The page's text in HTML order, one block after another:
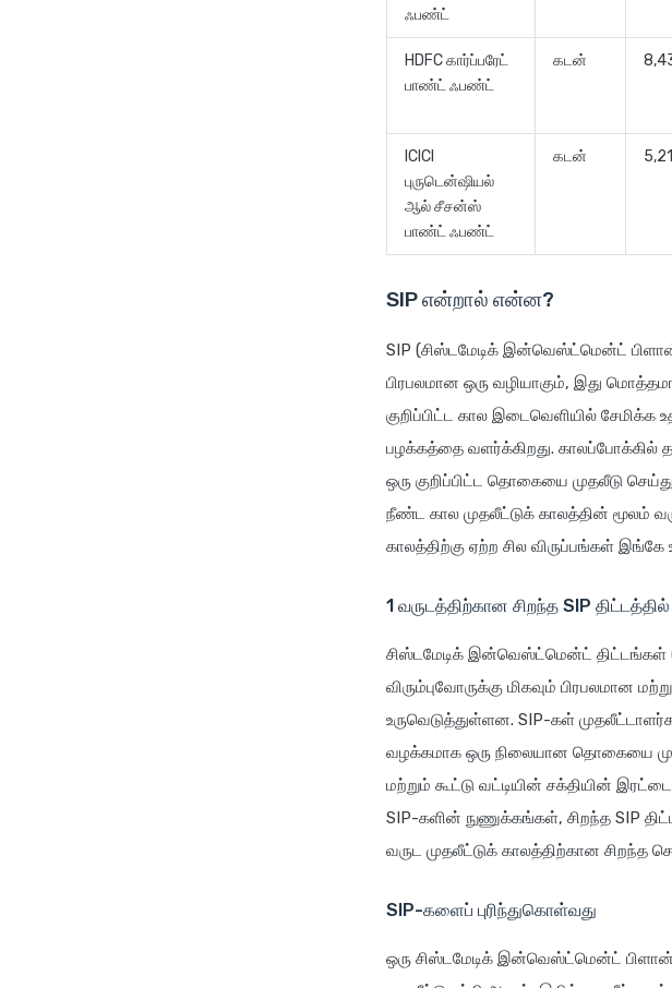
ஃபண்ட்
HDFC கார்ப்பரேட்
பாண்ட் ஃபண்ட்
கடன்
ICICI
புருடென்ஷியல்
ஆல் சீசன்ஸ்
பாண்ட் ஃபண்ட்
கடன்
SIP என்றால் என்ன?
SIP (சிஸ்டமேடிக் இன்வெஸ்ட்மென்ட்
பிரபலமான ஒரு வழியாகும், இது
குறிப்பிட்ட கால இடைவெளியில் சேமிக்க
பழக்கத்தை வளர்க்கிறது. காலப்போக்கில்
ஒரு குறிப்பிட்ட தொகையை முதலீடு
நீண்ட கால முதலீட்டுக் காலத்தின் மூலம்
காலத்திற்கு ஏற்ற சில விருப்பங்கள்
1 வருடத்திற்கான சிறந்த SIP
சிஸ்டமேடிக் இன்வெஸ்ட்மென்ட் திட்டங்கள்
விரும்புவோருக்கு மிகவும் பிரபலமான
உருவெடுத்துள்ளன. SIP-கள்
வழக்கமாக ஒரு நிலையான தொகையை
மற்றும் கூட்டு வட்டியின் சக்தியின்
SIP-களின் நுணுக்கங்கள், சிறந்த SIP
வருட முதலீட்டுக் காலத்திற்கான
SIP-களைப் புரிந்துகொள்வது
ஒரு சிஸ்டமேடிக் இன்வெஸ்ட்மென்ட் பிளான்